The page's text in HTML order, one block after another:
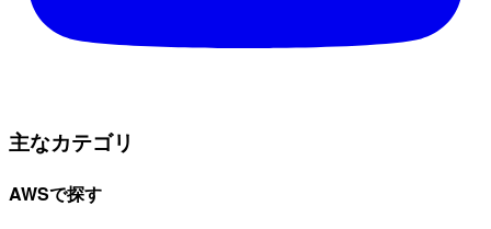
主なカテゴリ
AWSで探す